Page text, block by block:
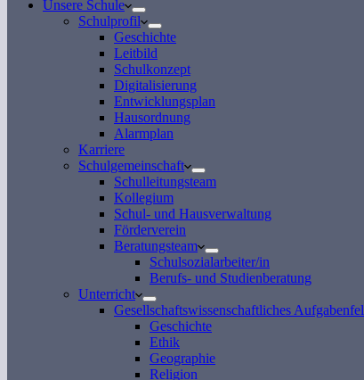
Unsere Schule
Schulprofil
Geschichte
Leitbild
Schulkonzept
Digitalisierung
Entwicklungsplan
Hausordnung
Alarmplan
Karriere
Schulgemeinschaft
Schulleitungsteam
Kollegium
Schul- und Hausverwaltung
Förderverein
Beratungsteam
Schulsozialarbeiter/in
Berufs- und Studienberatung
Unterricht
Gesellschaftswissenschaftliches
Geschichte
Ethik
Geographie
Religion